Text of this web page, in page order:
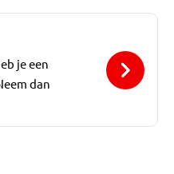
je een
dan